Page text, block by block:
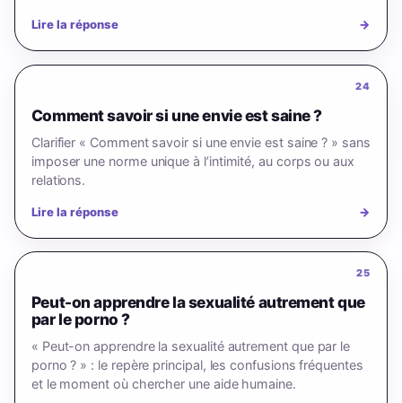
Lire la réponse →
24
Comment savoir si une envie est saine ?
Clarifier « Comment savoir si une envie est saine ? » sans
imposer une norme unique à l’intimité, au corps ou aux
relations.
Lire la réponse →
25
Peut-on apprendre la sexualité autrement que
par le porno ?
« Peut-on apprendre la sexualité autrement que par le
porno ? » : le repère principal, les confusions fréquentes
et le moment où chercher une aide humaine.